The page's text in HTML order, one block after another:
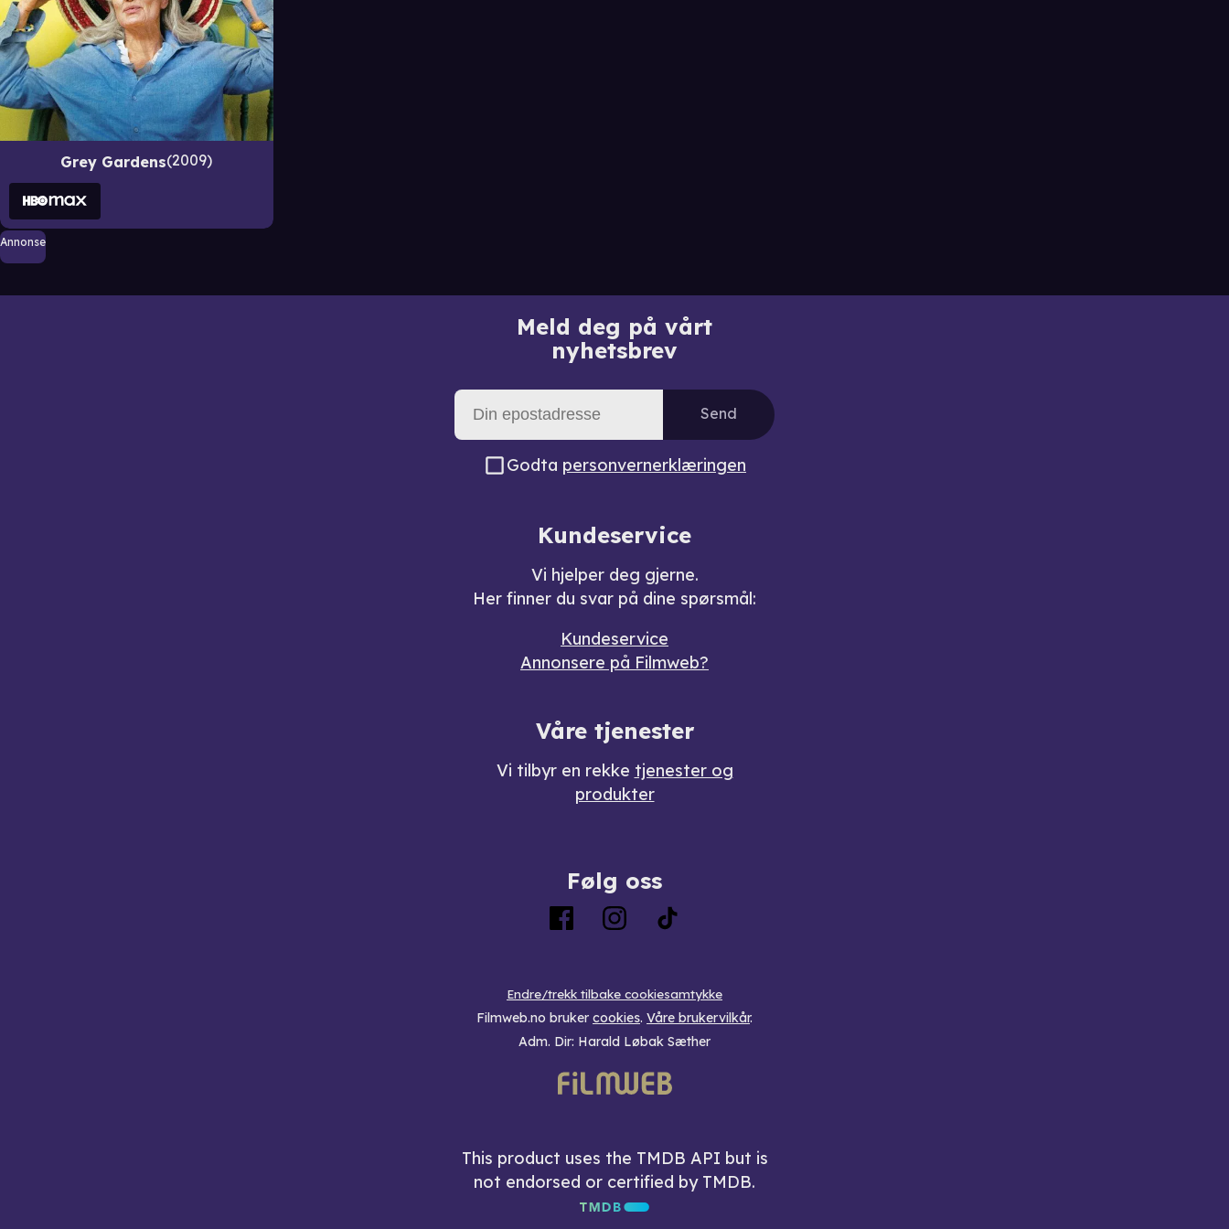
Grey Gardens 2009
Annonse
Meld deg på vårt
nyhetsbrev
Send
Godta personvernerklæringen
Kundeservice
Vi hjelper deg gjerne.
Her finner du svar på dine spørsmål:
Kundeservice
Annonsere på Filmweb?
Våre tjenester
Vi tilbyr en rekke tjenester og
produkter
Følg oss
Endre/trekk tilbake cookiesamtykke
Filmweb.no bruker cookies. Våre brukervilkår.
Adm. Dir: Harald Løbak Sæther
This product uses the TMDB API but is
not endorsed or certified by TMDB.